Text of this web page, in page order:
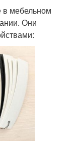
мебельном
Они